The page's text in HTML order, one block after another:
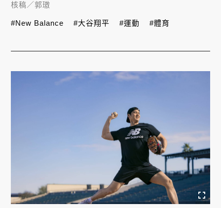
核稿／郭璈
#New Balance #大谷翔平 #運動 #體育